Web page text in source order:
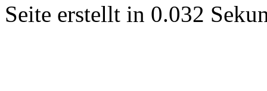
Seite erstellt in 0.032